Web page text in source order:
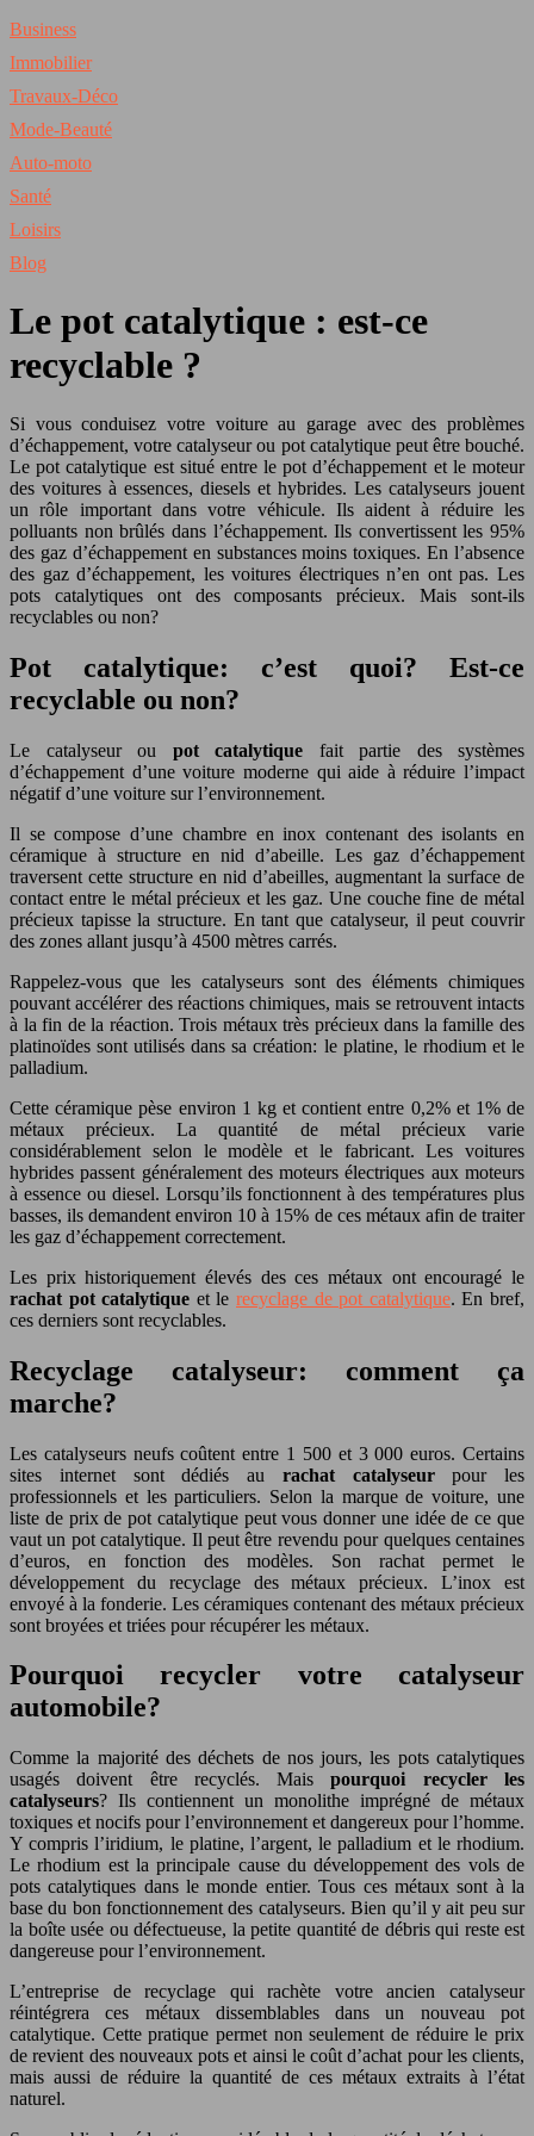
Business
Immobilier
Travaux-Déco
Mode-Beauté
Auto-moto
Santé
Loisirs
Blog
Le pot catalytique : est-ce
recyclable ?
Si vous conduisez votre voiture au garage avec des problèmes
d’échappement, votre catalyseur ou pot catalytique peut être bouché.
Le pot catalytique est situé entre le pot d’échappement et le moteur
des voitures à essences, diesels et hybrides. Les catalyseurs jouent
un rôle important dans votre véhicule. Ils aident à réduire les
polluants non brûlés dans l’échappement. Ils convertissent les 95%
des gaz d’échappement en substances moins toxiques. En l’absence
des gaz d’échappement, les voitures électriques n’en ont pas. Les
pots catalytiques ont des composants précieux. Mais sont-ils
recyclables ou non?
Pot catalytique: c’est quoi? Est-ce
recyclable ou non?
Le catalyseur ou pot catalytique fait partie des systèmes
d’échappement d’une voiture moderne qui aide à réduire l’impact
négatif d’une voiture sur l’environnement.
Il se compose d’une chambre en inox contenant des isolants en
céramique à structure en nid d’abeille. Les gaz d’échappement
traversent cette structure en nid d’abeilles, augmentant la surface de
contact entre le métal précieux et les gaz. Une couche fine de métal
précieux tapisse la structure. En tant que catalyseur, il peut couvrir
des zones allant jusqu’à 4500 mètres carrés.
Rappelez-vous que les catalyseurs sont des éléments chimiques
pouvant accélérer des réactions chimiques, mais se retrouvent intacts
à la fin de la réaction. Trois métaux très précieux dans la famille des
platinoïdes sont utilisés dans sa création: le platine, le rhodium et le
palladium.
Cette céramique pèse environ 1 kg et contient entre 0,2% et 1% de
métaux précieux. La quantité de métal précieux varie
considérablement selon le modèle et le fabricant. Les voitures
hybrides passent généralement des moteurs électriques aux moteurs
à essence ou diesel. Lorsqu’ils fonctionnent à des températures plus
basses, ils demandent environ 10 à 15% de ces métaux afin de traiter
les gaz d’échappement correctement.
Les prix historiquement élevés des ces métaux ont encouragé le
rachat pot catalytique et lerecyclage de pot catalytique. En bref,
ces derniers sont recyclables.
Recyclage catalyseur: comment ça
marche?
Les catalyseurs neufs coûtent entre 1 500 et 3 000 euros. Certains
sites internet sont dédiés au rachat catalyseurpour les
professionnels et les particuliers. Selon la marque de voiture, une
liste de prix de pot catalytique peut vous donner une idée de ce que
vaut un pot catalytique. Il peut être revendu pour quelques centaines
d’euros, en fonction des modèles. Son rachat permet le
développement du recyclage des métaux précieux. L’inox est
envoyé à la fonderie. Les céramiques contenant des métaux précieux
sont broyées et triées pour récupérer les métaux.
Pourquoi recycler votre catalyseur
automobile?
Comme la majorité des déchets de nos jours, les pots catalytiques
usagés doivent être recyclés. Maispourquoi recycler les
catalyseurs? Ils contiennent un monolithe imprégné de métaux
toxiques et nocifs pour l’environnement et dangereux pour l’homme.
Y compris l’iridium, le platine, l’argent, le palladium et le rhodium.
Le rhodium est la principale cause du développement des vols de
pots catalytiques dans le monde entier. Tous ces métaux sont à la
base du bon fonctionnement des catalyseurs. Bien qu’il y ait peu sur
la boîte usée ou défectueuse, la petite quantité de débris qui reste est
dangereuse pour l’environnement.
L’entreprise de recyclage qui rachète votre ancien catalyseur
réintégrera ces métaux dissemblables dans un nouveau pot
catalytique. Cette pratique permet non seulement de réduire le prix
de revient des nouveaux pots et ainsi le coût d’achat pour les clients,
mais aussi de réduire la quantité de ces métaux extraits à l’état
naturel.